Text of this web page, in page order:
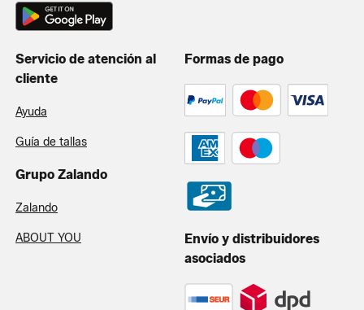
Servicio de atención al
cliente
Ayuda
Guía de tallas
Grupo Zalando
Zalando
ABOUT YOU
Formas de pago
Envío y distribuidores
asociados